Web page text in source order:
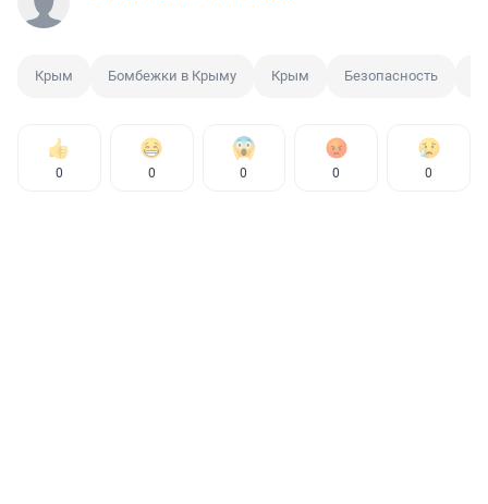
Крым Бомбежки в Крыму Крым Безопасность
0 0 0 0 0